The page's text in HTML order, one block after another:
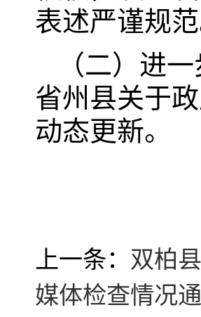
表述严谨规范
（二）进
省州县关于
动态更新。
上一条： 双柏
媒体检查情况